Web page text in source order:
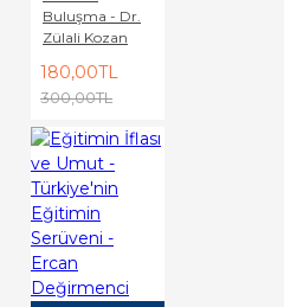
Buluşma - Dr.
Zülali Kozan
180,00TL
300,00TL